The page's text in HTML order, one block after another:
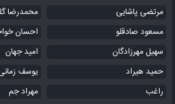
مرتضی پاشایی
محمدرضا
مسعود صادقلو
احسان
سهیل مهرزادگان
امید جهان
حمید هیراد
یوسف
راغب
مهراد جم